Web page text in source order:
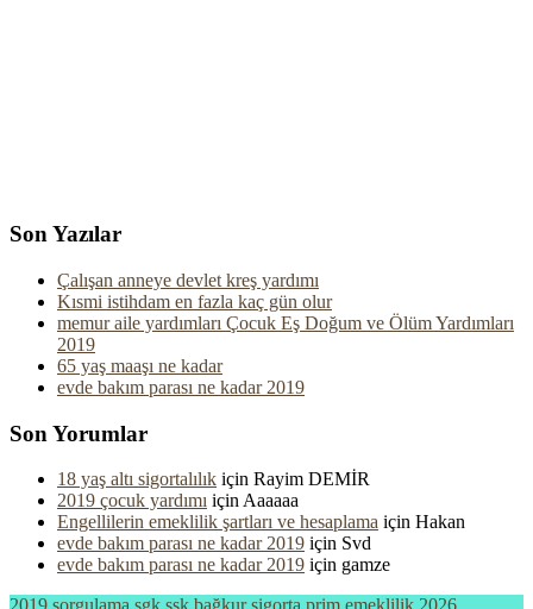
Son Yazılar
Çalışan anneye devlet kreş yardımı
Kısmi istihdam en fazla kaç gün olur
memur aile yardımları Çocuk Eş Doğum ve Ölüm Yardımları
2019
65 yaş maaşı ne kadar
evde bakım parası ne kadar 2019
Son Yorumlar
18 yaş altı sigortalılık için Rayim DEMİR
2019 çocuk yardımı için Aaaaaa
Engellilerin emeklilik şartları ve hesaplama için Hakan
evde bakım parası ne kadar 2019 için Svd
evde bakım parası ne kadar 2019 için gamze